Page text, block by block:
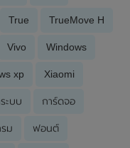
True TrueMove H
Vivo Windows
xp Xiaomi
ะบบ การ์ดจอ
ม ฟอนต์